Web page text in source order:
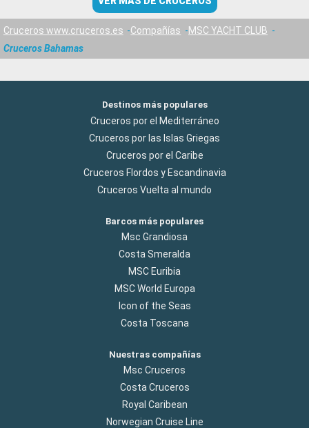
Cruceros www.cruceros.es Compañías
MSC YACHT CLUB
Cruceros Bahamas
Destinos más populares
Cruceros por el Mediterráneo
Cruceros por las Islas Griegas
Cruceros por el Caribe
Cruceros Flordos y Escandinavia
Cruceros Vuelta al mundo
Barcos más populares
Msc Grandiosa
Costa Smeralda
MSC Euribia
MSC World Europa
Icon of the Seas
Costa Toscana
Nuestras compañías
Msc Cruceros
Costa Cruceros
Royal Caribean
Norwegian Cruise Line